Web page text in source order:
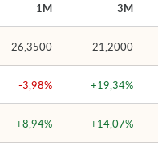
1M 3M
26,3500 21,2000
-3,98% +19,34%
+8,94% +14,07%